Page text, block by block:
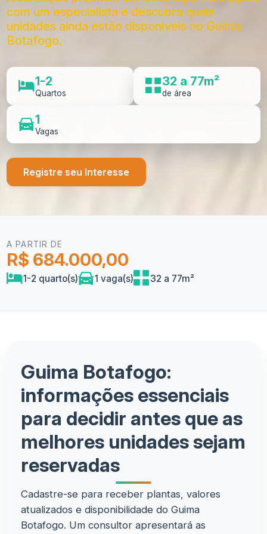
com um especialista e descubra quais
unidades ainda estão disponíveis no Guima
Botafogo.
1-2
Quartos
32 a 77m²
de área
1
Vagas
Registre seu Interesse
A PARTIR DE
R$ 684.000,00
1-2 quarto(s) 1 vaga(s) 32 a 77m²
Guima Botafogo:
informações essenciais
para decidir antes que as
melhores unidades sejam
reservadas
Cadastre-se para receber plantas, valores
atualizados e disponibilidade do Guima
Botafogo. Um consultor apresentará as